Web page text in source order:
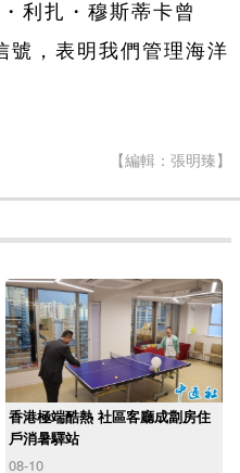
利扎・穆斯蒂卡曾
號，表明我們管理海洋
【編輯：張明臻】
香港極端酷熱 社區客廳成劏房住
戶消暑驛站
08-10